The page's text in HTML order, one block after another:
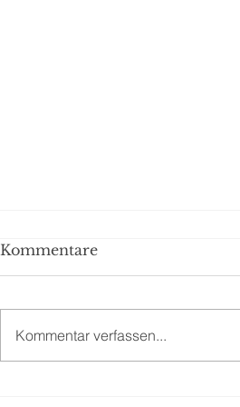
Kommentare
Kommentar verfassen...